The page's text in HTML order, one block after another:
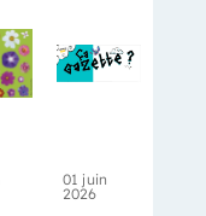
01 juin
2026